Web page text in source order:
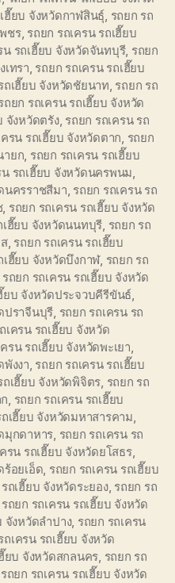
ฮี๊ยบ จังหวัดกาฬสินธุ์, รถยก รถ
ชร, รถยก รถเครน รถเฮี๊ยบ
น รถเฮี๊ยบ จังหวัดจันทบุรี, รถยก
เทรา, รถยก รถเครน รถเฮี๊ยบ
ถเฮี๊ยบ จังหวัดชัยนาท, รถยก รถ
ถยก รถเครน รถเฮี๊ยบ จังหวัด
จังหวัดตรัง, รถยก รถเครน รถ
ครน รถเฮี๊ยบ จังหวัดตาก, รถยก
ายก, รถยก รถเครน รถเฮี๊ยบ
น รถเฮี๊ยบ จังหวัดนครพนม,
นครราชสีมา, รถยก รถเครน รถ
, รถยก รถเครน รถเฮี๊ยบ จังหวัด
เฮี๊ยบ จังหวัดนนทบุรี, รถยก รถ
, รถยก รถเครน รถเฮี๊ยบ
เฮี๊ยบ จังหวัดบึงกาฬ, รถยก รถ
รถยก รถเครน รถเฮี๊ยบ จังหวัด
ยบ จังหวัดประจวบคีรีขันธ์,
ปราจีนบุรี, รถยก รถเครน รถ
เครน รถเฮี๊ยบ จังหวัด
รน รถเฮี๊ยบ จังหวัดพะเยา,
พังงา, รถยก รถเครน รถเฮี๊ยบ
ถเฮี๊ยบ จังหวัดพิจิตร, รถยก รถ
, รถยก รถเครน รถเฮี๊ยบ
เฮี๊ยบ จังหวัดมหาสารคาม,
มุกดาหาร, รถยก รถเครน รถ
รน รถเฮี๊ยบ จังหวัดยโสธร,
ร้อยเอ็ด, รถยก รถเครน รถเฮี๊ยบ
ถเฮี๊ยบ จังหวัดระยอง, รถยก รถ
รถยก รถเครน รถเฮี๊ยบ จังหวัด
จังหวัดลำปาง, รถยก รถเครน
ถเครน รถเฮี๊ยบ จังหวัด
ยบ จังหวัดสกลนคร, รถยก รถ
รถยก รถเครน รถเฮี๊ยบ จังหวัด